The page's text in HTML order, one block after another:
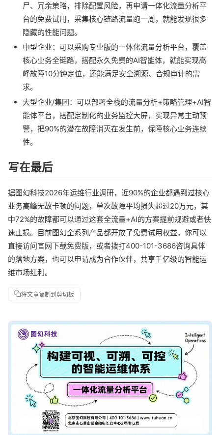
尸、冗余策略，排除配置风险，再申请一体化流量分析平
台的免费试用，采集核心链路流量跑一周，就能发现很多
隐藏的性能问题。
中型企业：可以采购专业版的一体化流量分析平台，覆盖
核心业务全链路，搭配永久免费的AI智能体，就能实现高
峰故障10分钟定位，还能满足安全溯源、合规审计的需
求。
大型企业/集团：可以部署全栈的流量分析+策略管理+AI智
能体平台，搭配定制化的业务监控大屏，实现异常主动预
警，把90%的潜在故障消灭在发生前，保障核心业务连续
性。
写在最后
据图幻科技2026年运维行业调研，近90%的企业都遇到过核心
业务高峰无故卡顿的问题，单次故障平均损失超过20万元，其
中72%的故障都可以通过这套全流量+AI的方案提前规避或者快
速止损。目前图幻全系列产品都开放了免费试用权益，你可以
直接访问官网下载免费版，或者拨打400-101-3686咨询具体
的落地方案，也可以申请成为合作伙伴，共享千亿级的智能运
维市场红利。
将文章复制到剪切板